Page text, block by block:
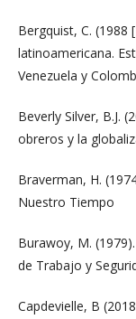
Bergquist, C.
latinoamericana.
Venezuela y
Beverly Silver, B.J.
obreros y la
Braverman, H.
Nuestro Tiempo
Burawoy, M.
de Trabajo y
Capdevielle, B